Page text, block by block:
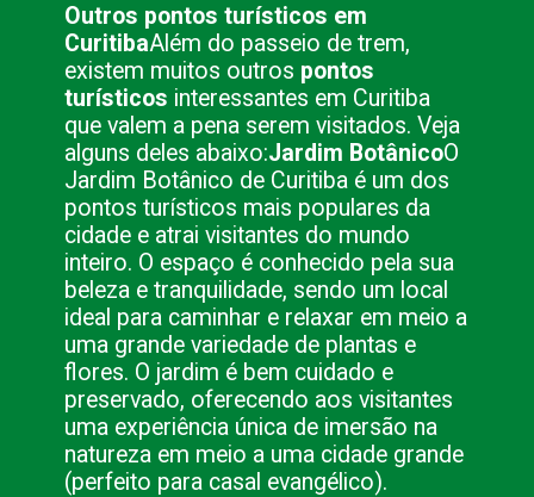
Outros pontos turísticos em
CuritibaAlém do passeio de trem,
existem muitos outros pontos
turísticos interessantes em Curitiba
que valem a pena serem visitados. Veja
alguns deles abaixo:Jardim BotânicoO
Jardim Botânico de Curitiba é um dos
pontos turísticos mais populares da
cidade e atrai visitantes do mundo
inteiro. O espaço é conhecido pela sua
beleza e tranquilidade, sendo um local
ideal para caminhar e relaxar em meio a
uma grande variedade de plantas e
flores. O jardim é bem cuidado e
preservado, oferecendo aos visitantes
uma experiência única de imersão na
natureza em meio a uma cidade grande
(perfeito para casal evangélico).